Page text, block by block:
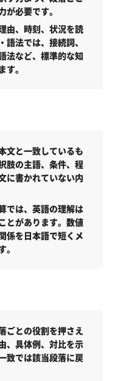
必要です。
由、時刻、状況を読
法では、接続詞、
法など、標準的な知
。
文と一致しているも
肢の主語、条件、程
に書かれていない内
では、英語の理解は
とがあります。数値
係を日本語で短くメ
ごとの役割を押さえ
、具体例、対比を示
致では該当段落に戻